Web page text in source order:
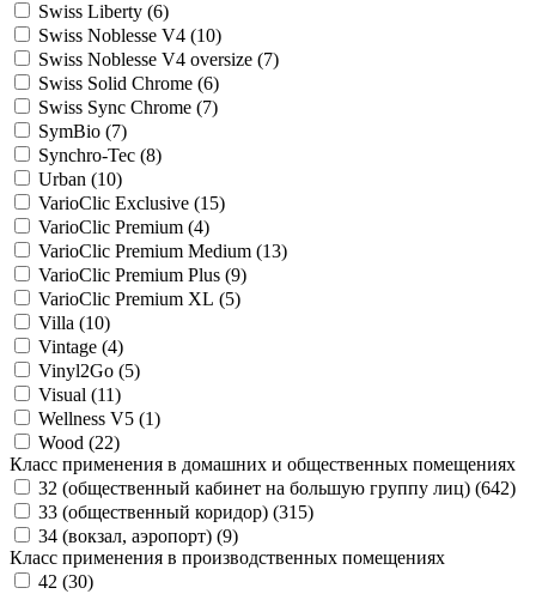
Swiss Liberty (6)
Swiss Noblesse V4 (10)
Swiss Noblesse V4 oversize (7)
Swiss Solid Chrome (6)
Swiss Sync Chrome (7)
SymBio (7)
Synchro-Tec (8)
Urban (10)
VarioClic Exclusive (15)
VarioClic Premium (4)
VarioClic Premium Medium (13)
VarioClic Premium Plus (9)
VarioClic Premium XL (5)
Villa (10)
Vintage (4)
Vinyl2Go (5)
Visual (11)
Wellness V5 (1)
Wood (22)
Класс применения в домашних и общественных помещениях
32 (общественный кабинет на большую группу лиц) (642)
33 (общественный коридор) (315)
34 (вокзал, аэропорт) (9)
Класс применения в производственных помещениях
42 (30)